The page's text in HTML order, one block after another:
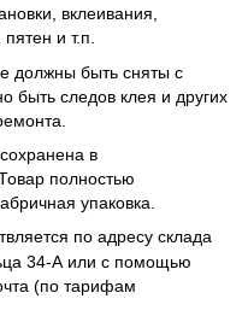
вклеивания,
и т.п.
должны быть сняты с
быть следов клея и других
в
полностью
упаковка.
по адресу склада
34-А или с помощью
(по тарифам